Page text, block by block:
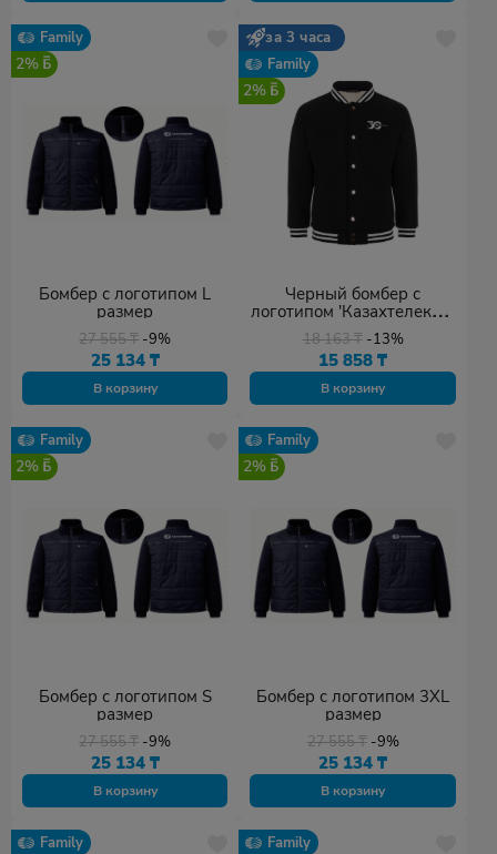
Family
2%
Бомбер с логотипом L
размер
27 555₸ -9%
25 134 ₸
В корзину
за 3 часа
Family
2%
Черный бомбер с
логотипом 'Казахтелеком'
M размер
18 163₸ -13%
15 858₸
В корзину
Family
2%
Бомбер с логотипом S
размер
27 555₸ -9%
25 134 ₸
В корзину
Family
2%
Бомбер с логотипом 3XL
размер
27 555₸ -9%
25 134₸
В корзину
Family Family